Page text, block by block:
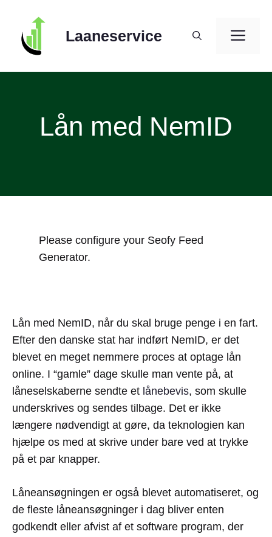
content
Laaneservice
Lån med NemID
Please configure your Seofy Feed
Generator.
Lån med NemID, når du skal bruge penge i en fart.
Efter den danske stat har indført NemID, er det
blevet en meget nemmere proces at optage lån
online. I “gamle” dage skulle man vente på, at
låneselskaberne sendte et lånebevis, som skulle
underskrives og sendes tilbage. Det er ikke
længere nødvendigt at gøre, da teknologien kan
hjælpe os med at skrive under bare ved at trykke
på et par knapper.
Låneansøgningen er også blevet automatiseret, og
de fleste låneansøgninger i dag bliver enten
godkendt eller afvist af et software program, der